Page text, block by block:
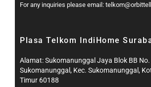
For any inquiries please email:
Plasa Telkom IndiHome
Alamat: Sukomanunggal Jaya Blok BB No.
Sukomanunggal, Kec. Sukomanunggal,
Timur 60188